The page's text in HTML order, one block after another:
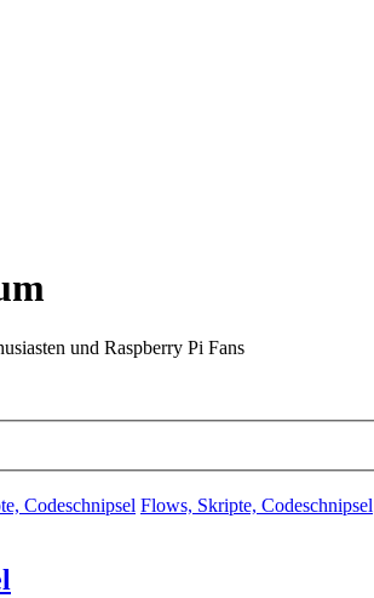
und Raspberry Pi Fans
Codeschnipsel Flows, Skripte, Codeschnipsel